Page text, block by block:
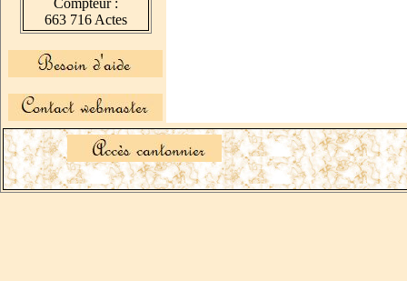
Compteur :
663 716 Actes